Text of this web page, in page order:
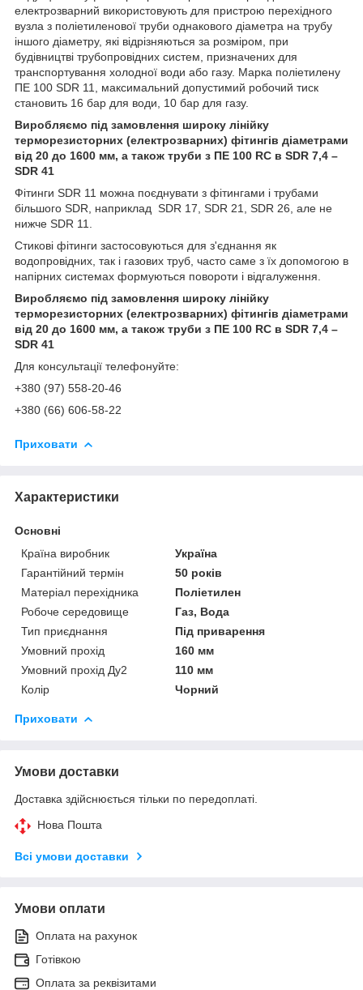
електрозварний використовують для пристрою перехідного
вузла з поліетиленової труби однакового діаметра на трубу
іншого діаметру, які відрізняються за розміром, при
будівництві трубопровідних систем, призначених для
транспортування холодної води або газу. Марка поліетилену
ПE 100 SDR 11, максимальний допустимий робочий тиск
становить 16 бар для води, 10 бар для газу.
Виробляємо під замовлення широку лінійку
терморезисторних (електрозварних) фітингів діаметрами
від 20 до 1600 мм, а також труби з ПE 100 RC в SDR 7,4 –
SDR 41
Фітинги SDR 11 можна поєднувати з фітингами і трубами
більшого SDR, наприклад SDR 17, SDR 21, SDR 26, але не
нижче SDR 11.
Стикові фітинги застосовуються для з'єднання як
водопровідних, так і газових труб, часто саме з їх допомогою в
напірних системах формуються повороти і відгалуження.
Виробляємо під замовлення широку лінійку
терморезисторних (електрозварних) фітингів діаметрами
від 20 до 1600 мм, а також труби з ПE 100 RC в SDR 7,4 –
SDR 41
Для консультації телефонуйте:
+380 (97) 558-20-46
+380 (66) 606-58-22
Приховати
Характеристики
Основні
Країна виробник
Україна
Гарантійний термін
50 років
Матеріал перехідника
Поліетилен
Робоче середовище
Газ, Вода
Тип приєднання
Під приварення
Умовний прохід
160 мм
Умовний прохід Ду2
110 мм
Колір
Чорний
Приховати
Умови доставки
Доставка здійснюється тільки по передоплаті.
Нова Пошта
Всі умови доставки
Умови оплати
Оплата на рахунок
Готівкою
Оплата за реквізитами